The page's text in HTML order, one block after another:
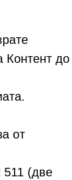
Контент до
от
511 (две